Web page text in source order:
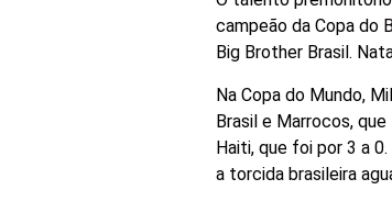
campeão da Copa do
Big Brother Brasil.
Na Copa do Mundo,
Brasil e Marrocos,
Haiti, que foi por 3 a
a torcida brasileira